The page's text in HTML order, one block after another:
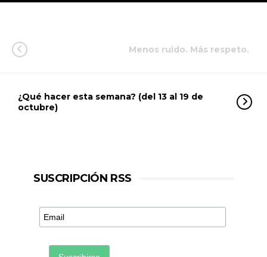
Menos ruido. Más respeto.
¿Qué hacer esta semana? (del 13 al 19 de
octubre)
SUSCRIPCIÓN RSS